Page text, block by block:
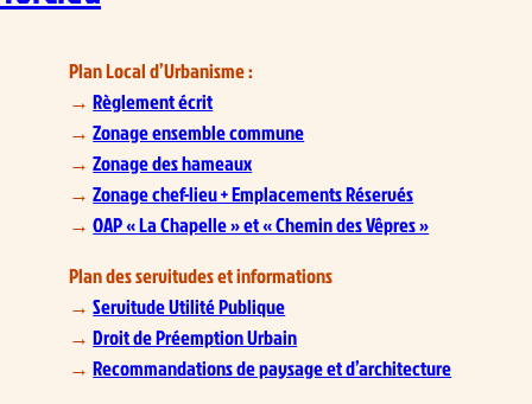
Plan Local d’Urbanisme :
→Règlement écrit
→Zonage ensemble commune
→Zonage des hameaux
→Zonage chef-lieu + Emplacements Réservés
→OAP « La Chapelle » et « Chemin des Vêpres »
Plan des servitudes et informations
→Servitude Utilité Publique
→Droit de Préemption Urbain
→Recommandations de paysage et d’architecture